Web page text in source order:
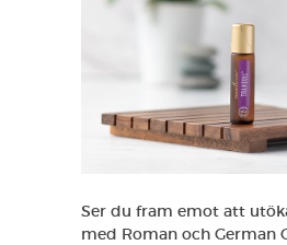
Ser du fram emot att
med Roman och German